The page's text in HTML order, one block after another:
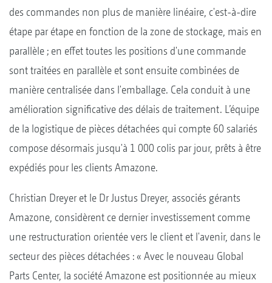
des commandes non plus de manière linéaire, c'est-à-dire
étape par étape en fonction de la zone de stockage, mais en
parallèle ; en effet toutes les positions d'une commande
sont traitées en parallèle et sont ensuite combinées de
manière centralisée dans l'emballage. Cela conduit à une
amélioration significative des délais de traitement. L’équipe
de la logistique de pièces détachées qui compte 60 salariés
compose désormais jusqu'à 1 000 colis par jour, prêts à être
expédiés pour les clients Amazone.
Christian Dreyer et le Dr Justus Dreyer, associés gérants
Amazone, considèrent ce dernier investissement comme
une restructuration orientée vers le client et l'avenir, dans le
secteur des pièces détachées : « Avec le nouveau Global
Parts Center, la société Amazone est positionnée au mieux